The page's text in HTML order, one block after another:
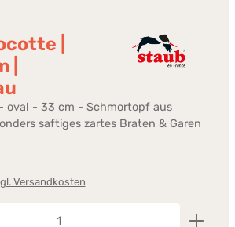
|
|
oval - 33 cm - Schmortopf aus
saftiges zartes Braten & Garen
Versandkosten
Gib den gewünschten Wert ein